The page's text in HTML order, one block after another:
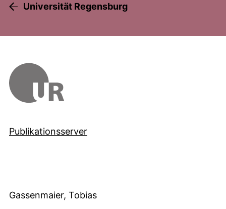
Universität Regensburg
Publikationsserver
Gassenmaier, Tobias